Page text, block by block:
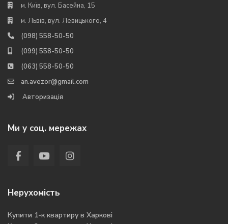
м. Київ, вул. Басейна, 15
м. Львів, вул. Левицького, 4
(098) 558-50-50
(099) 558-50-50
(063) 558-50-50
an.avezor@gmail.com
Авторизація
Ми у соц. мережах
Нерухомість
Купити 1-к квартиру в Харкові